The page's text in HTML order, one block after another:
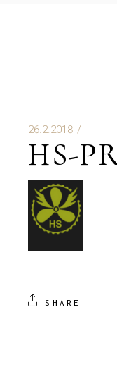
26.2.2018
HS-
SHARE